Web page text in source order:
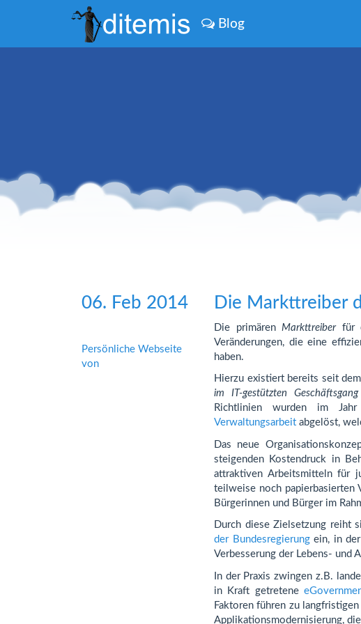
Blog
06. Feb 2014
Persönliche Webseite
von
Die Markttreiber
Die primären Markttreiberfür
Veränderungen, die eine
haben.
Hierzu existiert bereits seit
im IT-gestützten Geschäftsgang
Richtlinien wurden im
Verwaltungsarbeit abgelöst,
Das neue
steigenden Kostendruck in
attraktiven Arbeitsmitteln für
teilweise noch papierbasierten
Bürgerinnen und Bürger im
Durch diese Zielsetzung reiht
der Bundesregierungein, in der
Verbesserung der Lebens- und
In der Praxis zwingen z.B.
in Kraft getretene
Faktoren führen zu
Applikationsmodernisierung,